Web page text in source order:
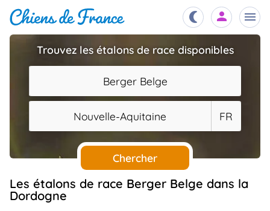
Chiots
Éleveurs
Étalons
Chiens
Trouvez les étalons de race disponibles
Berger Belge
Nouvelle-Aquitaine FR
Chercher
Les étalons de race Berger Belge dans la
Dordogne